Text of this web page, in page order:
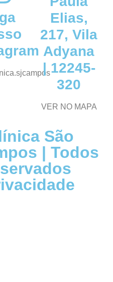
Elias,
217, Vila
Adyana
| 12245-
320
VER NO MAPA
São
| Todos